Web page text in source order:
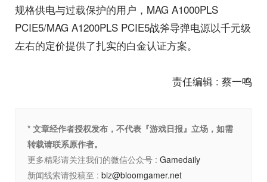
规格供电与过载保护的用户，MAG A1000PLS
PCIE5/MAG A1200PLS PCIE5战斧导弹电源以千元级
左右的定价提供了扎实的白金认证方案。
责任编辑 : 蔡一鸣
* 文章经作者授权发布，不代表『游戏日报』立场，如需
转载请联系原作者。
更多精彩请关注我们的微信公众号 : Gamedaily
新闻线索请投稿至 : biz@bloomgamer.net